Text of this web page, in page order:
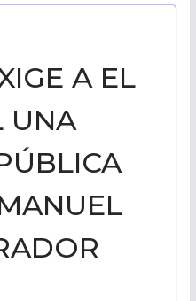
A EL
UNA